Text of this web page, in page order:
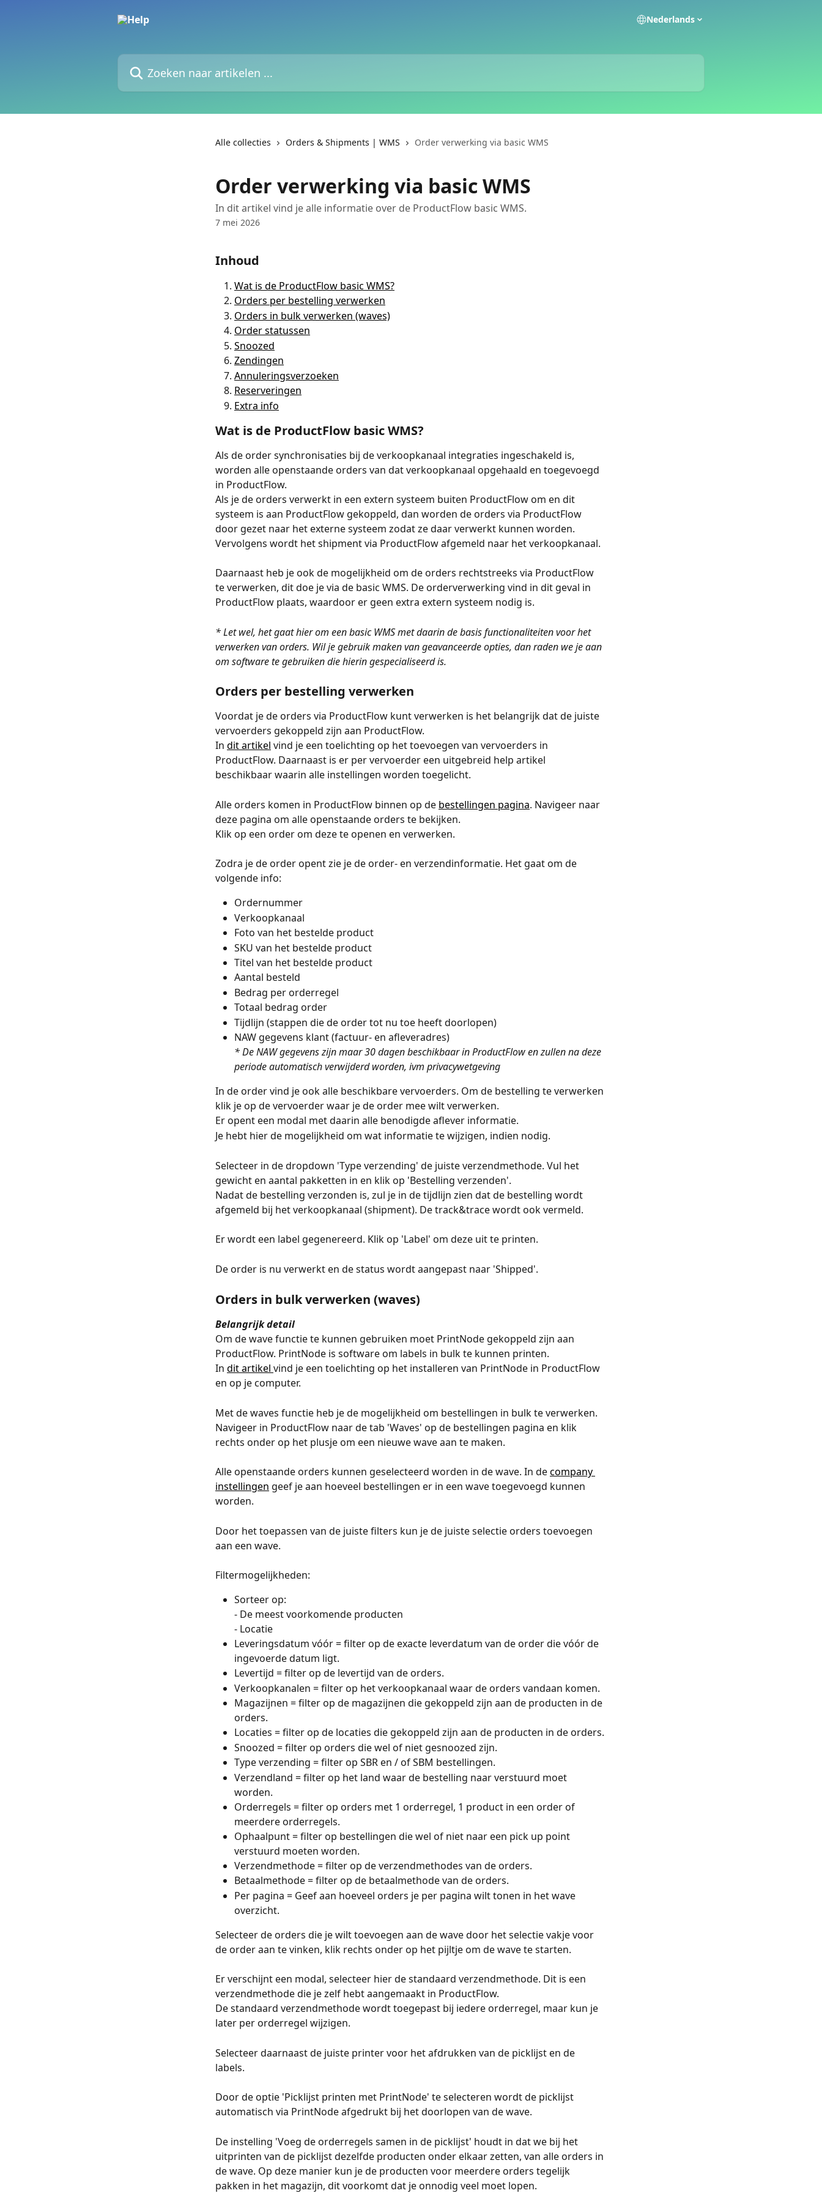
Nederlands
Zoeken naar artikelen ...
Alle collecties Orders & Shipments | WMS Order verwerking via basic WMS
Order verwerking via basic WMS
In dit artikel vind je alle informatie over de ProductFlow basic WMS.
7 mei 2026
Inhoud
Wat is de ProductFlow basic WMS?
Orders per bestelling verwerken
Orders in bulk verwerken (waves)
Order statussen
Snoozed
Zendingen
Annuleringsverzoeken
Reserveringen
Extra info
Wat is de ProductFlow basic WMS?
Als de order synchronisaties bij de verkoopkanaal integraties ingeschakeld is,
worden alle openstaande orders van dat verkoopkanaal opgehaald en toegevoegd
in ProductFlow.
Als je de orders verwerkt in een extern systeem buiten ProductFlow om en dit
systeem is aan ProductFlow gekoppeld, dan worden de orders via ProductFlow
door gezet naar het externe systeem zodat ze daar verwerkt kunnen worden.
Vervolgens wordt het shipment via ProductFlow afgemeld naar het verkoopkanaal.
Daarnaast heb je ook de mogelijkheid om de orders rechtstreeks via ProductFlow
te verwerken, dit doe je via de basic WMS. De orderverwerking vind in dit geval in
ProductFlow plaats, waardoor er geen extra extern systeem nodig is.
* Let wel, het gaat hier om een basic WMS met daarin de basis functionaliteiten voor het
verwerken van orders. Wil je gebruik maken van geavanceerde opties, dan raden we je aan
om software te gebruiken die hierin gespecialiseerd is.
Orders per bestelling verwerken
Voordat je de orders via ProductFlow kunt verwerken is het belangrijk dat de juiste
vervoerders gekoppeld zijn aan ProductFlow.
In dit artikel vind je een toelichting op het toevoegen van vervoerders in
ProductFlow. Daarnaast is er per vervoerder een uitgebreid help artikel
beschikbaar waarin alle instellingen worden toegelicht.
Alle orders komen in ProductFlow binnen op de bestellingen pagina. Navigeer naar
deze pagina om alle openstaande orders te bekijken.
Klik op een order om deze te openen en verwerken.
Zodra je de order opent zie je de order- en verzendinformatie. Het gaat om de
volgende info:
Ordernummer
Verkoopkanaal
Foto van het bestelde product
SKU van het bestelde product
Titel van het bestelde product
Aantal besteld
Bedrag per orderregel
Totaal bedrag order
Tijdlijn (stappen die de order tot nu toe heeft doorlopen)
NAW gegevens klant (factuur- en afleveradres)
* De NAW gegevens zijn maar 30 dagen beschikbaar in ProductFlow en zullen na deze
periode automatisch verwijderd worden, ivm privacywetgeving
In de order vind je ook alle beschikbare vervoerders. Om de bestelling te verwerken
klik je op de vervoerder waar je de order mee wilt verwerken.
Er opent een modal met daarin alle benodigde aflever informatie.
Je hebt hier de mogelijkheid om wat informatie te wijzigen, indien nodig.
Selecteer in de dropdown 'Type verzending' de juiste verzendmethode. Vul het
gewicht en aantal pakketten in en klik op 'Bestelling verzenden'.
Nadat de bestelling verzonden is, zul je in de tijdlijn zien dat de bestelling wordt
afgemeld bij het verkoopkanaal (shipment). De track&trace wordt ook vermeld.
Er wordt een label gegenereerd. Klik op 'Label' om deze uit te printen.
De order is nu verwerkt en de status wordt aangepast naar 'Shipped'.
Orders in bulk verwerken (waves)
Belangrijk detail
Om de wave functie te kunnen gebruiken moet PrintNode gekoppeld zijn aan
ProductFlow. PrintNode is software om labels in bulk te kunnen printen.
In dit artikel vind je een toelichting op het installeren van PrintNode in ProductFlow
en op je computer.
Met de waves functie heb je de mogelijkheid om bestellingen in bulk te verwerken.
Navigeer in ProductFlow naar de tab 'Waves' op de bestellingen pagina en klik
rechts onder op het plusje om een nieuwe wave aan te maken.
Alle openstaande orders kunnen geselecteerd worden in de wave. In de company
instellingen geef je aan hoeveel bestellingen er in een wave toegevoegd kunnen
worden.
Door het toepassen van de juiste filters kun je de juiste selectie orders toevoegen
aan een wave.
Filtermogelijkheden:
Sorteer op:
- De meest voorkomende producten
- Locatie
Leveringsdatum vóór = filter op de exacte leverdatum van de order die vóór de
ingevoerde datum ligt.
Levertijd = filter op de levertijd van de orders.
Verkoopkanalen = filter op het verkoopkanaal waar de orders vandaan komen.
Magazijnen = filter op de magazijnen die gekoppeld zijn aan de producten in de
orders.
Locaties = filter op de locaties die gekoppeld zijn aan de producten in de orders.
Snoozed = filter op orders die wel of niet gesnoozed zijn.
Type verzending = filter op SBR en / of SBM bestellingen.
Verzendland = filter op het land waar de bestelling naar verstuurd moet
worden.
Orderregels = filter op orders met 1 orderregel, 1 product in een order of
meerdere orderregels.
Ophaalpunt = filter op bestellingen die wel of niet naar een pick up point
verstuurd moeten worden.
Verzendmethode = filter op de verzendmethodes van de orders.
Betaalmethode = filter op de betaalmethode van de orders.
Per pagina = Geef aan hoeveel orders je per pagina wilt tonen in het wave
overzicht.
Selecteer de orders die je wilt toevoegen aan de wave door het selectie vakje voor
de order aan te vinken, klik rechts onder op het pijltje om de wave te starten.
Er verschijnt een modal, selecteer hier de standaard verzendmethode. Dit is een
verzendmethode die je zelf hebt aangemaakt in ProductFlow.
De standaard verzendmethode wordt toegepast bij iedere orderregel, maar kun je
later per orderregel wijzigen.
Selecteer daarnaast de juiste printer voor het afdrukken van de picklijst en de
labels.
Door de optie 'Picklijst printen met PrintNode' te selecteren wordt de picklijst
automatisch via PrintNode afgedrukt bij het doorlopen van de wave.
De instelling 'Voeg de orderregels samen in de picklijst' houdt in dat we bij het
uitprinten van de picklijst dezelfde producten onder elkaar zetten, van alle orders in
de wave. Op deze manier kun je de producten voor meerdere orders tegelijk
pakken in het magazijn, dit voorkomt dat je onnodig veel moet lopen.